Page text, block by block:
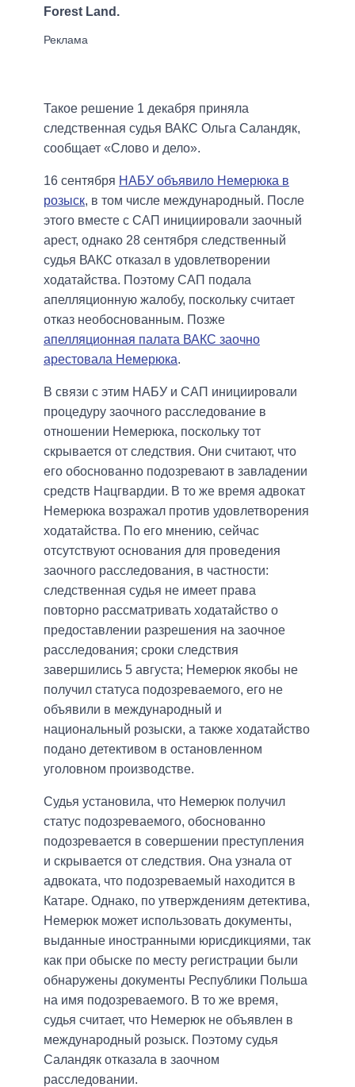
Forest Land.
Такое решение 1 декабря приняла
следственная судья ВАКС Ольга Саландяк,
сообщает «Слово и дело».
16 сентября НАБУ объявило Немерюка в
розыск, в том числе международный. После
этого вместе с САП инициировали заочный
арест, однако 28 сентября следственный
судья ВАКС отказал в удовлетворении
ходатайства. Поэтому САП подала
апелляционную жалобу, поскольку считает
отказ необоснованным. Позже
апелляционная палата ВАКС заочно
арестовала Немерюка.
В связи с этим НАБУ и САП инициировали
процедуру заочного расследование в
отношении Немерюка, поскольку тот
скрывается от следствия. Они считают, что
его обоснованно подозревают в завладении
средств Нацгвардии. В то же время адвокат
Немерюка возражал против удовлетворения
ходатайства. По его мнению, сейчас
отсутствуют основания для проведения
заочного расследования, в частности:
следственная судья не имеет права
повторно рассматривать ходатайство о
предоставлении разрешения на заочное
расследования; сроки следствия
завершились 5 августа; Немерюк якобы не
получил статуса подозреваемого, его не
объявили в международный и
национальный розыски, а также ходатайство
подано детективом в остановленном
уголовном производстве.
Судья установила, что Немерюк получил
статус подозреваемого, обоснованно
подозревается в совершении преступления
и скрывается от следствия. Она узнала от
адвоката, что подозреваемый находится в
Катаре. Однако, по утверждениям детектива,
Немерюк может использовать документы,
выданные иностранными юрисдикциями, так
как при обыске по месту регистрации были
обнаружены документы Республики Польша
на имя подозреваемого. В то же время,
судья считает, что Немерюк не объявлен в
международный розыск. Поэтому судья
Саландяк отказала в заочном
расследовании.